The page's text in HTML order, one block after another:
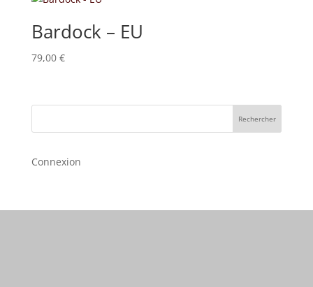
Bardock – EU
79,00 €
Rechercher
Connexion